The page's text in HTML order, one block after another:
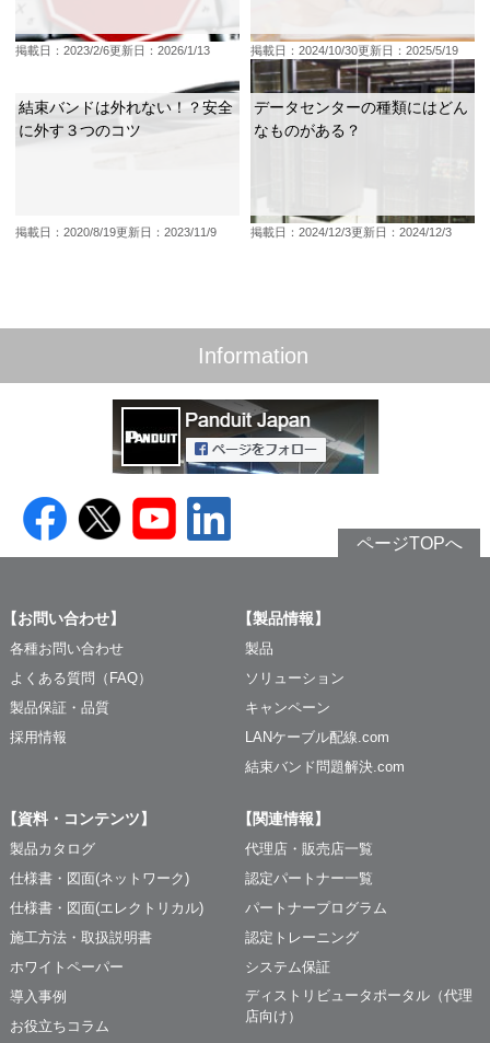
掲載日：2023/2/6更新日：2026/1/13 掲載日：2024/10/30更新日：2025/5/19
結束バンドは外れない！？安全
に外す３つのコツ
掲載日：2020/8/19更新日：2023/11/9
データセンターの種類にはどん
なものがある？
掲載日：2024/12/3更新日：2024/12/3
Information
ページTOPへ
【お問い合わせ】
各種お問い合わせ
よくある質問（FAQ）
製品保証・品質
採用情報
【製品情報】
製品
ソリューション
キャンペーン
LANケーブル配線.com
結束バンド問題解決.com
【資料・コンテンツ】
製品カタログ
仕様書・図面(ネットワーク)
仕様書・図面(エレクトリカル)
施工方法・取扱説明書
ホワイトペーパー
導入事例
お役立ちコラム
【関連情報】
代理店・販売店一覧
認定パートナー一覧
パートナープログラム
認定トレーニング
システム保証
ディストリビュータポータル（代理
店向け）